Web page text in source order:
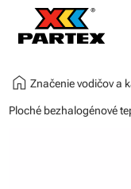
home Značenie vodičov a
Ploché bezhalogénové